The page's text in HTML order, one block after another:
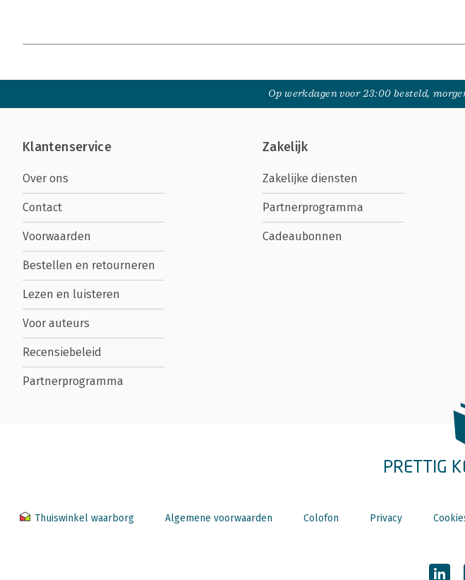
Op werkdagen voor 23:00 besteld,
Klantenservice
Over ons
Contact
Voorwaarden
Bestellen en retourneren
Lezen en luisteren
Voor auteurs
Recensiebeleid
Partnerprogramma
Zakelijk
Zakelijke diensten
Partnerprogramma
Cadeaubonnen
PRETTIG
Thuiswinkel waarborg Algemene voorwaarden Colofon Privacy